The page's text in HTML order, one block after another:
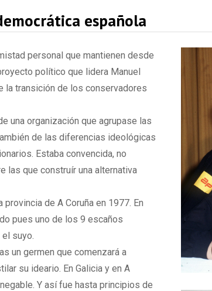
española
personal que mantienen desde
político que lidera Manuel
la transición de los conservadores
una organización que agrupase las
de las diferencias ideológicas
Estaba convencida, no
las que construír una alternativa
de A Coruña en 1977. En
pues uno de los 9 escaños
suyo.
un germen que comenzará a
su ideario. En Galicia y en A
Y así fue hasta principios de